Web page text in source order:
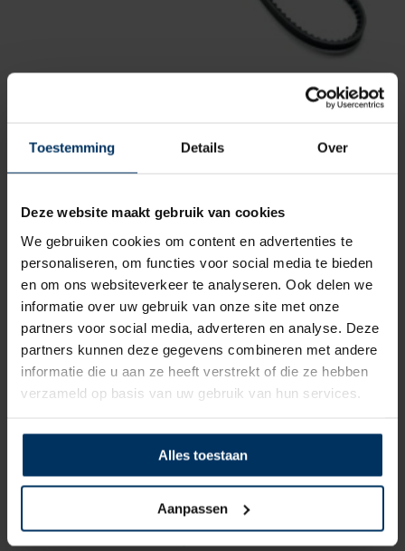
Toestemming Details Over
Deze website maakt gebruik van cookies
We gebruiken cookies om content en advertenties te
personaliseren, om functies voor social media te bieden
en om ons websiteverkeer te analyseren. Ook delen we
informatie over uw gebruik van onze site met onze
partners voor social media, adverteren en analyse. Deze
partners kunnen deze gegevens combineren met andere
informatie die u aan ze heeft verstrekt of die ze hebben
verzameld op basis van uw gebruik van hun services.
Alles toestaan
Aanpassen
Vetus V-snaar Dynamo STM7643
18,55
Vetus V-snaar Dynamo STM6263
Merk: Vetus
Artikelnummer: STM6263